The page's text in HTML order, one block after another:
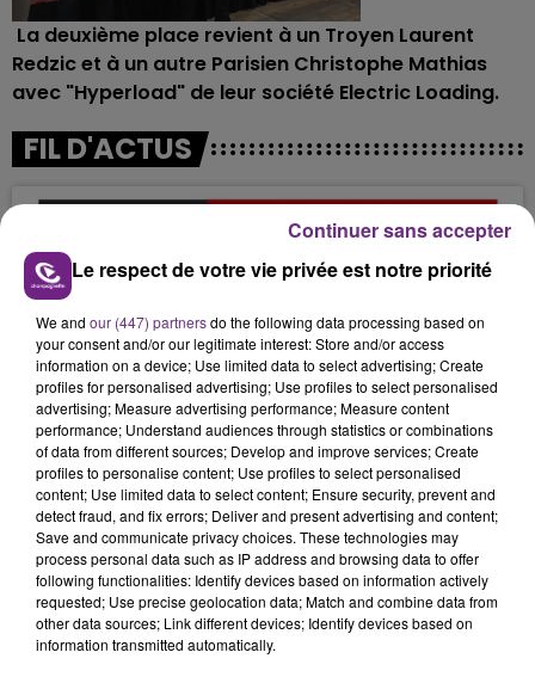
La deuxième place revient à un Troyen Laurent
Redzic et à un autre Parisien Christophe Mathias
avec "Hyperload" de leur société Electric Loading.
FIL D'ACTUS
JAMAIS SANS MON FRÈRE
Julien Fourel n'a plus donné signé de vie depuis 5
mois. Sa sœur poursuit ses recherches pour le
retrouver.
Le respect de votre vie privée est notre priorité
We and our (447) partnersdo the following data processing based on
your consent and/or our legitimate interest: Store and/or access
information on a device; Use limited data to select advertising; Create
profiles for personalised advertising; Use profiles to select personalised
advertising; Measure advertising performance; Measure content
performance; Understand audiences through statistics or combinations
of data from different sources; Develop and improve services; Create
profiles to personalise content; Use profiles to select personalised
content; Use limited data to select content; Ensure security, prevent and
detect fraud, and fix errors; Deliver and present advertising and content;
Save and communicate privacy choices. These technologies may
process personal data such as IP address and browsing data to offer
following functionalities: Identify devices based on information actively
requested; Use precise geolocation data; Match and combine data from
other data sources; Link different devices; Identify devices based on
information transmitted automatically.
Continuer sans accepter